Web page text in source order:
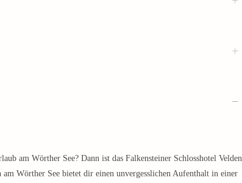
am Wörther See? Dann ist das Falkensteiner Schlosshotel Velden
Wörther See bietet dir einen unvergesslichen Aufenthalt in einer